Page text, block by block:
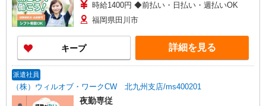
時給1400円 ◆前払い・日払い・週払いOK
福岡県田川市
キープ 詳細を見る
派遣社員
（株）ウィルオブ・ワークCW 北九州支店/ms400201
夜勤専従